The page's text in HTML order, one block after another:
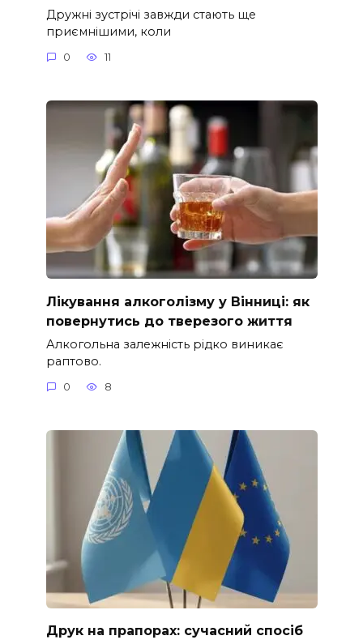
Дружні зустрічі завжди стають ще
приємнішими, коли
0 11
Лікування алкоголізму у Вінниці: як
повернутись до тверезого життя
Алкогольна залежність рідко виникає
раптово.
0 8
Друк на прапорах: сучасний спосіб